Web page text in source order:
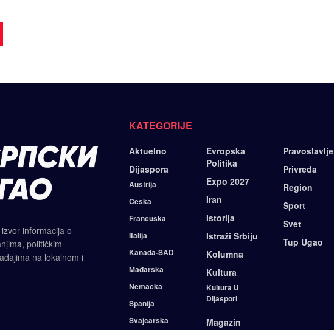
informacija o
političkim
na lokalnom i
KATEGORIJE
Aktuelno
Dijaspora
Austrija
Češka
Francuska
Italija
Kanada-SAD
Mađarska
Nemačka
Španija
Švajcarska
Evropska
Politika
Expo 2027
Iran
Istorija
Istraži Srbiju
Kolumna
Kultura
Kultura U
Dijaspori
Magazin
Pravoslavlje
Privreda
Region
Sport
Svet
Tup Ugao